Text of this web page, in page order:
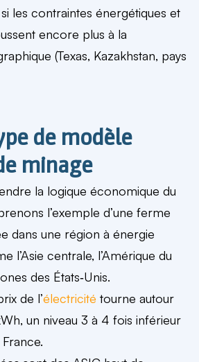
les contraintes énergétiques et
encore plus à la
(Texas, Kazakhstan, pays
de modèle
minage
la logique économique du
l’exemple d’une ferme
dans une région à énergie
l’Asie centrale, l’Amérique du
des États‑Unis.
de l’électricité tourne autour
un niveau 3 à 4 fois inférieur